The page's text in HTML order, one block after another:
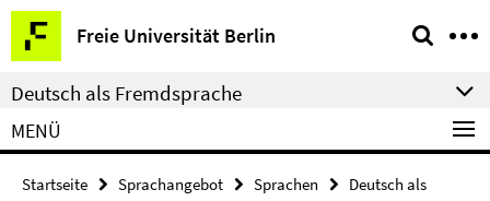
Springe
direkt
zu
Inhalt
Freie Universität Berlin
Service-
Navigation
Deutsch als Fremdsprache
MENÜ
Startseite Sprachangebot Sprachen
Deutsch als